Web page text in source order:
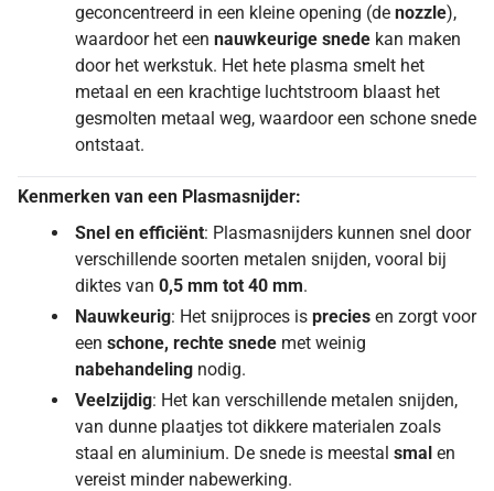
geconcentreerd in een kleine opening (de nozzle),
waardoor het een nauwkeurige snede kan maken
door het werkstuk. Het hete plasma smelt het
metaal en een krachtige luchtstroom blaast het
gesmolten metaal weg, waardoor een schone snede
ontstaat.
Kenmerken van een Plasmasnijder:
Snel en efficiënt: Plasmasnijders kunnen snel door
verschillende soorten metalen snijden, vooral bij
diktes van 0,5 mm tot 40 mm.
Nauwkeurig: Het snijproces is precies en zorgt voor
een schone, rechte snede met weinig
nabehandeling nodig.
Veelzijdig: Het kan verschillende metalen snijden,
van dunne plaatjes tot dikkere materialen zoals
staal en aluminium. De snede is meestal smal en
vereist minder nabewerking.